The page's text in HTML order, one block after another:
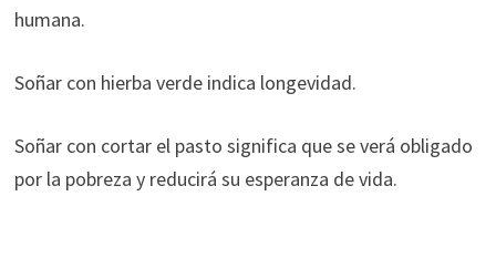
humana.
Soñar con hierba verde indica longevidad.
Soñar con cortar el pasto significa que se verá obligado
por la pobreza y reducirá su esperanza de vida.